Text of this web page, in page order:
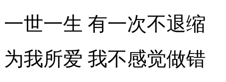
一世一生 有一次不退缩
为我所爱 我不感觉做错